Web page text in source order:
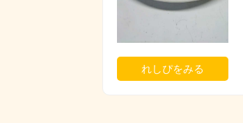
れしぴをみる